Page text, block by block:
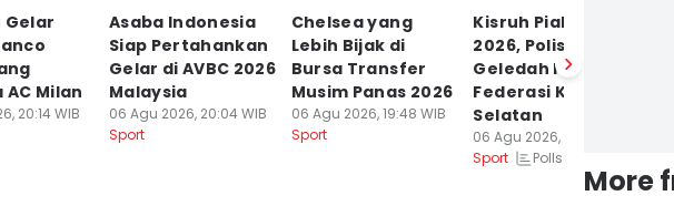
AC Milan
20:14 WIB
Asaba Indonesia
Siap Pertahankan
Gelar di AVBC 2026
Malaysia
06 Agu 2026, 20:04 WIB
Sport
Chelsea yang
Lebih Bijak di
Bursa Transfer
Musim Panas 2026
06 Agu 2026, 19:48 WIB
Sport
Kisruh Piala Dunia
2026, Polisi
Geledah Kantor
Federasi Korea
Selatan
06 Agu 2026, 19:32 WIB
Sport
Polls
More